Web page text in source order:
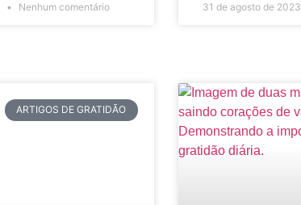
Nenhum comentário 31 de agosto de 2023
ARTIGOS DE GRATIDÃO